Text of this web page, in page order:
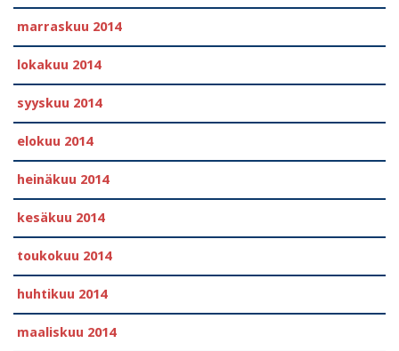
marraskuu 2014
lokakuu 2014
syyskuu 2014
elokuu 2014
heinäkuu 2014
kesäkuu 2014
toukokuu 2014
huhtikuu 2014
maaliskuu 2014